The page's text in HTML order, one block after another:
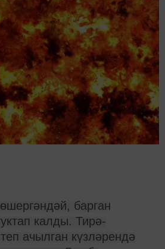
барган
калды. Тирә-
ачылган күзләрендә